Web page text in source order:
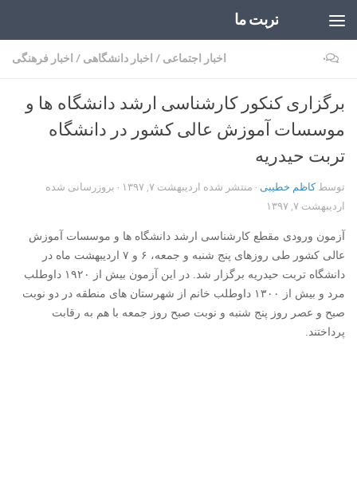
تربت ما
اخبار اجتماعی / اخبار دانشگاهی / اخبار فرهنگی ۰
برگزاری کنکور کارشناسی ارشد دانشگاه ها و
موسسات آموزش عالی کشور در دانشگاه
تربت حیدریه
توسطکاظم خطیبی · منتشر شده اردیبهشت ۷, ۱۳۹۷
· بروزرسانی شده
اردیبهشت ۷, ۱۳۹۷
آزمون ورودی مقطع کارشناسی ارشد دانشگاه ها و موسسات آموزش
عالی کشور طی روزهای پنج شنبه و جمعه، ۶ و ۷ اردیبهشت ماه در
دانشگاه تربت حیدریه برگزار شد. در این آزمون بیش از ۱۹۲۰ داوطلب
مرد و بیش از ۱۳۰۰ داوطلب خانم از شهرستان های منطقه در دو نوبت
صبح و عصر روز پنج شنبه و نوبت صبح روز جمعه با هم به رقابت
پرداختند.